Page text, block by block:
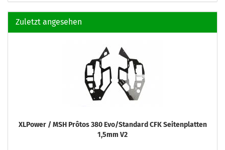
Zuletzt angesehen
XLPower / MSH Prôtos 380 Evo/Standard CFK Seitenplatten
1,5mm V2